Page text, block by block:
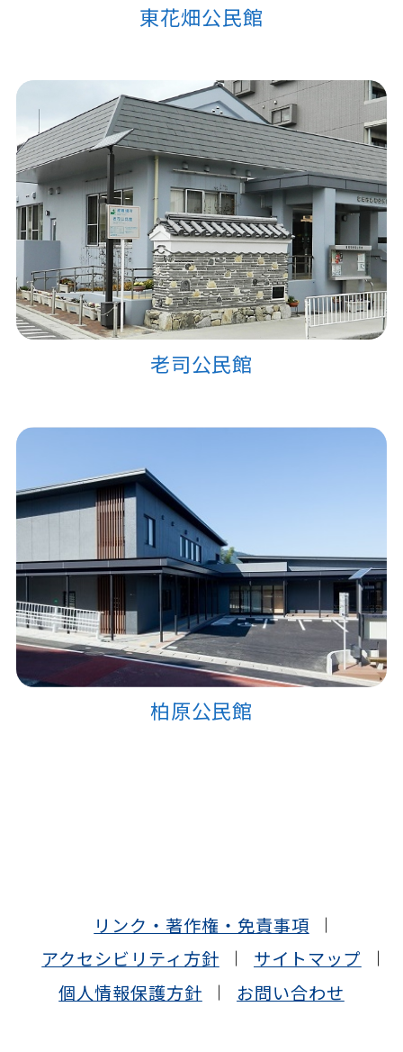
東花畑公民館
老司公民館
柏原公民館
リンク・著作権・免責事項
アクセシビリティ方針
サイトマップ
個人情報保護方針
お問い合わせ